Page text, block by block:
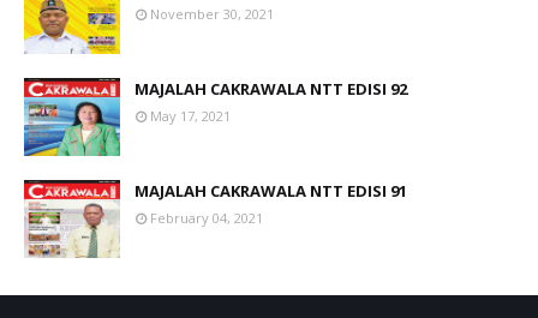
November 30, 2021
MAJALAH CAKRAWALA NTT EDISI 92
May 17, 2021
MAJALAH CAKRAWALA NTT EDISI 91
February 04, 2021